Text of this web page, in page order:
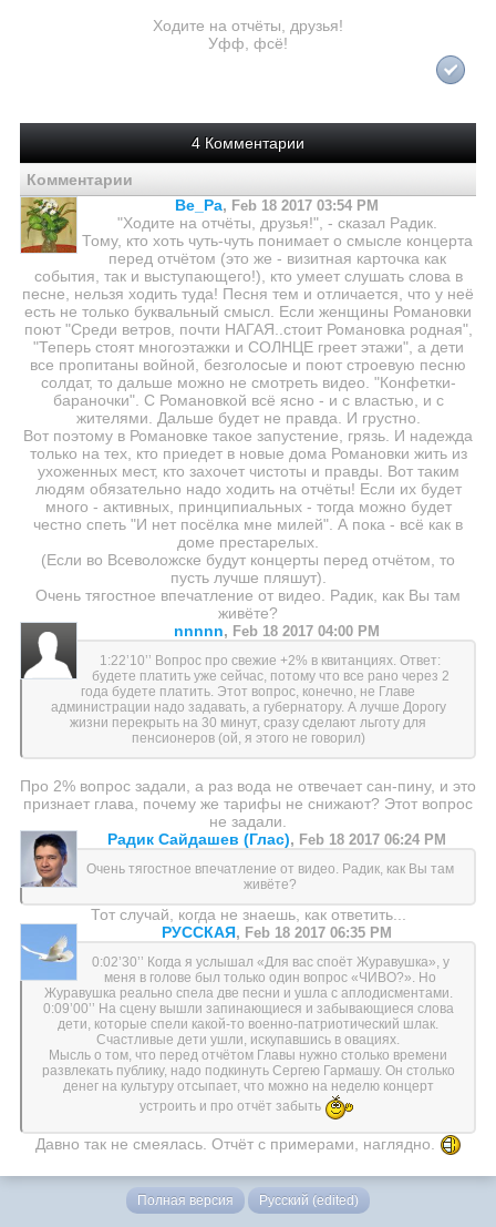
Ходите на отчёты, друзья!
Уфф, фсё!
4 Комментарии
Комментарии
Ве_Ра, Feb 18 2017 03:54 PM
"Ходите на отчёты, друзья!", - сказал Радик.
Тому, кто хоть чуть-чуть понимает о смысле концерта
перед отчётом (это же - визитная карточка как
события, так и выступающего!), кто умеет слушать слова в
песне, нельзя ходить туда! Песня тем и отличается, что у неё
есть не только буквальный смысл. Если женщины Романовки
поют "Среди ветров, почти НАГАЯ..стоит Романовка родная",
"Теперь стоят многоэтажки и СОЛНЦЕ греет этажи", а дети
все пропитаны войной, безголосые и поют строевую песню
солдат, то дальше можно не смотреть видео. "Конфетки-
бараночки". С Романовкой всё ясно - и с властью, и с
жителями. Дальше будет не правда. И грустно.
Вот поэтому в Романовке такое запустение, грязь. И надежда
только на тех, кто приедет в новые дома Романовки жить из
ухоженных мест, кто захочет чистоты и правды. Вот таким
людям обязательно надо ходить на отчёты! Если их будет
много - активных, принципиальных - тогда можно будет
честно спеть "И нет посёлка мне милей". А пока - всё как в
доме престарелых.
(Если во Всеволожске будут концерты перед отчётом, то
пусть лучше пляшут).
Очень тягостное впечатление от видео. Радик, как Вы там
живёте?
nnnnn, Feb 18 2017 04:00 PM
1:22’10’’ Вопрос про свежие +2% в квитанциях. Ответ:
будете платить уже сейчас, потому что все рано через 2
года будете платить. Этот вопрос, конечно, не Главе
администрации надо задавать, а губернатору. А лучше Дорогу
жизни перекрыть на 30 минут, сразу сделают льготу для
пенсионеров (ой, я этого не говорил)
Про 2% вопрос задали, а раз вода не отвечает сан-пину, и это
признает глава, почему же тарифы не снижают? Этот вопрос
не задали.
Радик Сайдашев (Глас), Feb 18 2017 06:24 PM
Очень тягостное впечатление от видео. Радик, как Вы там
живёте?
Тот случай, когда не знаешь, как ответить...
РУССКАЯ, Feb 18 2017 06:35 PM
0:02’30’’ Когда я услышал «Для вас споёт Журавушка», у
меня в голове был только один вопрос «ЧИВО?». Но
Журавушка реально спела две песни и ушла с аплодисментами.
0:09’00’’ На сцену вышли запинающиеся и забывающиеся слова
дети, которые спели какой-то военно-патриотический шлак.
Счастливые дети ушли, искупавшись в овациях.
Мысль о том, что перед отчётом Главы нужно столько времени
развлекать публику, надо подкинуть Сергею Гармашу. Он столько
денег на культуру отсыпает, что можно на неделю концерт
устроить и про отчёт забыть
Давно так не смеялась. Отчёт с примерами, наглядно.
Полная версия Русский (edited)